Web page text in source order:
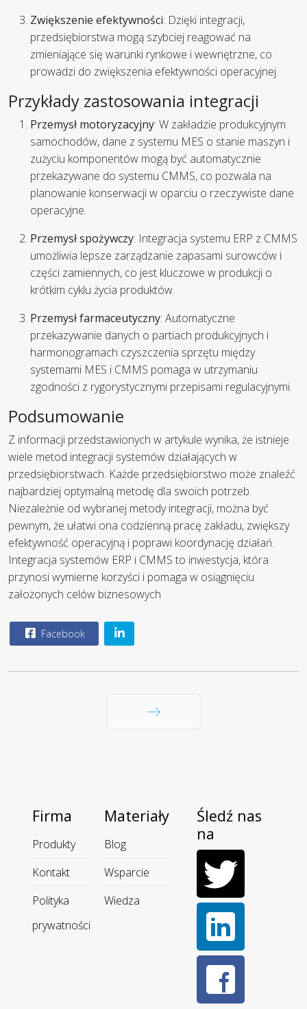
Zwiększenie efektywności: Dzięki integracji,
przedsiębiorstwa mogą szybciej reagować na
zmieniające się warunki rynkowe i wewnętrzne, co
prowadzi do zwiększenia efektywności operacyjnej.
Przykłady zastosowania integracji
Przemysł motoryzacyjny: W zakładzie produkcyjnym
samochodów, dane z systemu MES o stanie maszyn i
zużyciu komponentów mogą być automatycznie
przekazywane do systemu CMMS, co pozwala na
planowanie konserwacji w oparciu o rzeczywiste dane
operacyjne.
Przemysł spożywczy: Integracja systemu ERP z CMMS
umożliwia lepsze zarządzanie zapasami surowców i
części zamiennych, co jest kluczowe w produkcji o
krótkim cyklu życia produktów.
Przemysł farmaceutyczny: Automatyczne
przekazywanie danych o partiach produkcyjnych i
harmonogramach czyszczenia sprzętu między
systemami MES i CMMS pomaga w utrzymaniu
zgodności z rygorystycznymi przepisami regulacyjnymi.
Podsumowanie
Z informacji przedstawionych w artykule wynika, że istnieje
wiele metod integracji systemów działających w
przedsiębiorstwach. Każde przedsiębiorstwo może znaleźć
najbardziej optymalną metodę dla swoich potrzeb.
Niezależnie od wybranej metody integracji, można być
pewnym, że ułatwi ona codzienną pracę zakładu, zwiększy
efektywność operacyjną i poprawi koordynację działań.
Integracja systemów ERP i CMMS to inwestycja, która
przynosi wymierne korzyści i pomaga w osiągnięciu
założonych celów biznesowych
Facebook
Firma
Produkty
Kontakt
Polityka
prywatności
Materiały
Blog
Wsparcie
Wiedza
Śledź nas
na